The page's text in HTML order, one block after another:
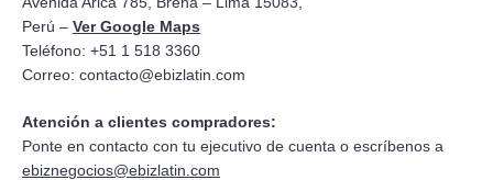
Perú – Ver Google Maps
Teléfono: +51 1 518 3360
Correo: contacto@ebizlatin.com
Atención a clientes compradores:
Ponte en contacto con tu ejecutivo de cuenta o escríbenos a
ebiznegocios@ebizlatin.com